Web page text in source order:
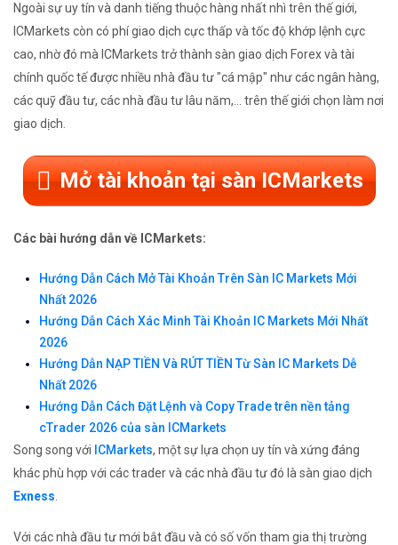
Ngoài sự uy tín và danh tiếng thuộc hàng nhất nhì trên thế giới,
ICMarkets còn có phí giao dịch cực thấp và tốc độ khớp lệnh cực
cao, nhờ đó mà ICMarkets trở thành sàn giao dịch Forex và tài
chính quốc tế được nhiều nhà đầu tư "cá mập" như các ngân hàng,
các quỹ đầu tư, các nhà đầu tư lâu năm,... trên thế giới chọn làm nơi
giao dịch.
Mở tài khoản tại sàn ICMarkets
Các bài hướng dẫn về ICMarkets:
Hướng Dẫn Cách Mở Tài Khoản Trên Sàn IC Markets Mới
Nhất 2026
Hướng Dẫn Cách Xác Minh Tài Khoản IC Markets Mới Nhất
2026
Hướng Dẫn NẠP TIỀN Và RÚT TIỀN Từ Sàn IC Markets Dễ
Nhất 2026
Hướng Dẫn Cách Đặt Lệnh và Copy Trade trên nền tảng
cTrader 2026 của sàn ICMarkets
Song song với ICMarkets, một sự lựa chọn uy tín và xứng đáng
khác phù hợp với các trader và các nhà đầu tư đó là sàn giao dịch
Exness.
Với các nhà đầu tư mới bắt đầu và có số vốn tham gia thị trường